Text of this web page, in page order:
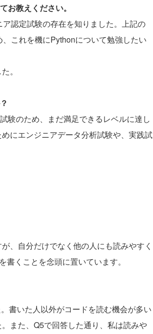
お教えください。
認定試験の存在を知りました。上記の
これを機にPythonについて勉強したい
。
験のため、まだ満足できるレベルに達し
にエンジニアデータ分析試験や、実践試
、自分だけでなく他の人にも読みやすく
くことを念頭に置いています。
書いた人以外がコードを読む機会が多い
また、Q5で回答した通り、私は読みや